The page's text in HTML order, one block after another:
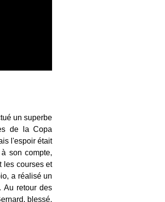
un superbe
de la Copa
l'espoir était
son compte,
les courses et
a réalisé un
Au retour des
blessé.